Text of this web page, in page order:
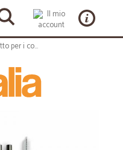
Tutto per i cocktail: Miami set 6 cannucce con scovolino nero glossy